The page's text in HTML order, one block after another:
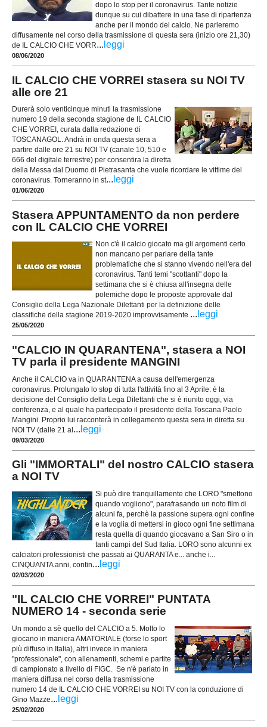
dopo lo stop per il coronavirus. Tante notizie
dunque su cui dibattere in una fase di ripartenza
anche per il mondo del calcio. Ne parleremo
diffusamente nel corso della trasmissione di questa sera (inizio ore 21,30)
de IL CALCIO CHE VORR... leggi
08/06/2020
IL CALCIO CHE VORREI stasera su NOI TV
alle ore 21
Durerà solo venticinque minuti la trasmissione
numero 19 della seconda stagione de IL CALCIO
CHE VORREI, curata dalla redazione di
TOSCANAGOL. Andrà in onda questa sera a
partire dalle ore 21 su NOI TV (canale 10, 510 e
666 del digitale terrestre) per consentira la diretta
della Messa dal Duomo di Pietrasanta che vuole ricordare le vittime del
coronavirus. Torneranno in st... leggi
01/06/2020
Stasera APPUNTAMENTO da non perdere
con IL CALCIO CHE VORREI
Non c'è il calcio giocato ma gli argomenti certo
non mancano per parlare della tante
problematiche che si stanno vivendo nell'era del
coronavirus. Tanti temi "scottanti" dopo la
settimana che si è chiusa all'insegna delle
polemiche dopo le proposte approvate dal
Consiglio della Lega Nazionale Dilettanti per la definizione delle
classifiche della stagione 2019-2020 improvvisamente ... leggi
25/05/2020
"CALCIO IN QUARANTENA", stasera a NOI
TV parla il presidente MANGINI
Anche il CALCIO va in QUARANTENA a causa dell'emergenza
coronavirus. Prolungato lo stop di tutta l'attività fino al 3 Aprile: è la
decisione del Consiglio della Lega Dilettanti che si è riunito oggi, via
conferenza, e al quale ha partecipato il presidente della Toscana Paolo
Mangini. Proprio lui racconterà in collegamento questa sera in diretta su
NOI TV (dalle 21 al... leggi
09/03/2020
Gli "IMMORTALI" del nostro CALCIO stasera
a NOI TV
Si può dire tranquillamente che LORO "smettono
quando vogliono", parafrasando un noto film di
alcuni fa, perchè la passione supera ogni confine
e la voglia di mettersi in gioco ogni fine settimana
resta quella di quando giocavano a San Siro o in
tanti campi del Sud Italia. LORO sono alcunni ex
calciatori professionisti che passati ai QUARANTA e... anche i...
CINQUANTA anni, contin... leggi
02/03/2020
"IL CALCIO CHE VORREI" PUNTATA
NUMERO 14 - seconda serie
Un mondo a sè quello del CALCIO a 5. Molto lo
giocano in maniera AMATORIALE (forse lo sport
più diffuso in Italia), altri invece in maniera
"professionale", con allenamenti, schemi e partite
di campionato a livello di FIGC. Se n'è parlato in
maniera diffusa nel corso della trasmissione
numero 14 de IL CALCIO CHE VORREI su NOI TV con la conduzione di
Gino Mazze... leggi
25/02/2020